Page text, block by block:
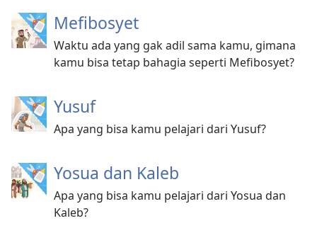
Mefibosyet
Waktu ada yang gak adil sama kamu, gimana
kamu bisa tetap bahagia seperti Mefibosyet?
Yusuf
Apa yang bisa kamu pelajari dari Yusuf?
Yosua dan Kaleb
Apa yang bisa kamu pelajari dari Yosua dan
Kaleb?